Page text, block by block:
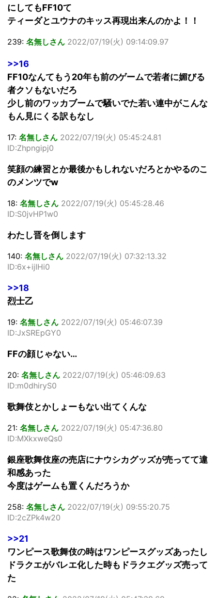
にしてもFF10て
ティーダとユウナのキッス再現出来んのかよ！！
239: 名無しさん 2022/07/19(火) 09:14:09.97
>>16
FF10なんてもう20年も前のゲームで若者に媚びる
者クソもないだろ
少し前のワッカブームで騒いでた若い連中がこんな
もん見にくる訳もなし
17: 名無しさん 2022/07/19(火) 05:45:24.81
ID:Zhpngipj0
笑顔の練習とか最後かもしれないだろとかやるのこ
のメンツでw
18: 名無しさん 2022/07/19(火) 05:45:28.46
ID:S0jvHP1w0
わたし晋を倒します
140: 名無しさん 2022/07/19(火) 07:32:13.32
ID:6x+ijIHi0
>>18
烈士乙
19: 名無しさん 2022/07/19(火) 05:46:07.39
ID:JxSREpGY0
FFの顔じゃない…
20: 名無しさん 2022/07/19(火) 05:46:09.63
ID:m0dhiryS0
歌舞伎とかしょーもない出てくんな
21: 名無しさん 2022/07/19(火) 05:47:36.80
ID:MXkxweQs0
銀座歌舞伎座の売店にナウシカグッズが売ってて違
和感あった
今度はゲームも置くんだろうか
258: 名無しさん 2022/07/19(火) 09:55:20.75
ID:2cZPk4w20
>>21
ワンピース歌舞伎の時はワンピースグッズあったし
ドラクエがバレエ化した時もドラクエグッズ売って
た